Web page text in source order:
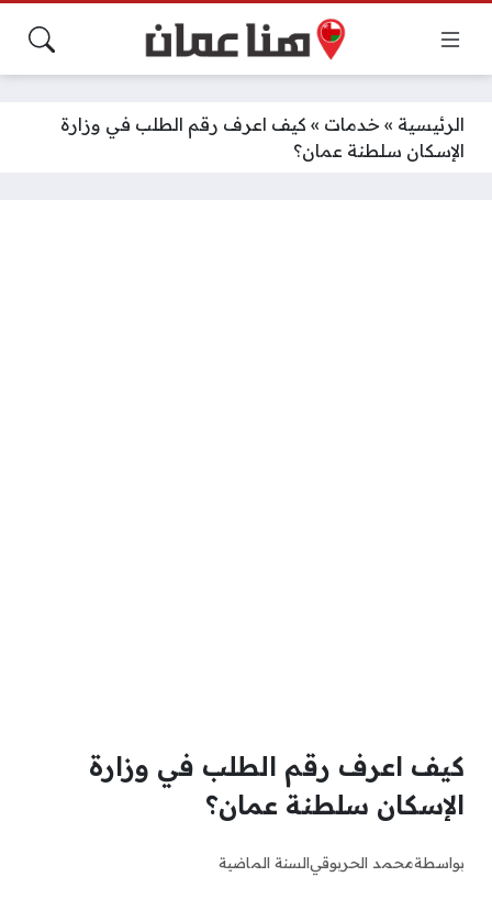
الرئيسية » خدمات » كيف اعرف رقم الطلب في وزارة
الإسكان سلطنة عمان؟
كيف اعرف رقم الطلب في وزارة
الإسكان سلطنة عمان؟
بواسطةمحمد الحربوقيالسنة الماضية